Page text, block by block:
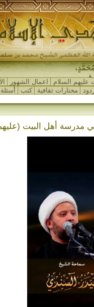
مُحَمَّدٍ،
وَأَهْلَ
عليهم السلام اعمال الشهور
مختارات ثقافية كتب أسئلة
في مدرسة أهل البيت